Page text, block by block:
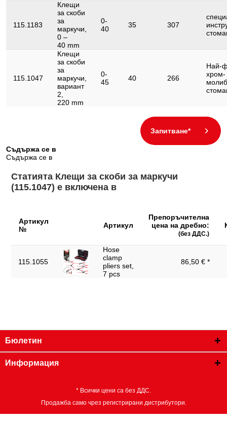
115.1183
Клещи
за скоби
за
маркучи,
0 –
40 mm
0-
40
35 307
115.1047
Клещи
за скоби
за
маркучи,
вариант
2,
220 mm
0-
45
40 266
Най-
хром-
Запитване*
Съдържа се в
Съдържа се в
Статията Клещи за скоби за маркучи
(115.1047) е включена в
Артикул
№
Артикул
Препоръчителна
цена на дребно:
(без ДДС.)
115.1055
Hose
clamp
pliers set,
7 pcs
86,50 € *
Бюлетин
Информация
* Всички цени са без ДДС.
Продажба само чрез регистрирани дистрибутори.